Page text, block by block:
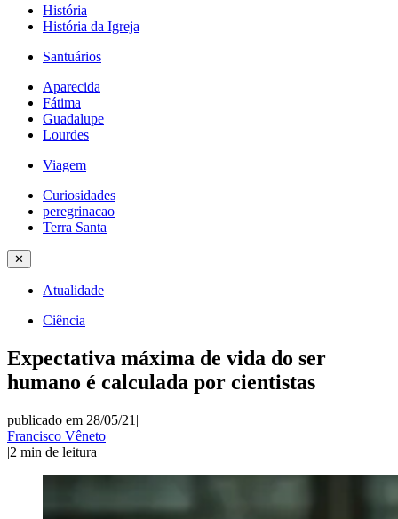
História
História da Igreja
Santuários
Aparecida
Fátima
Guadalupe
Lourdes
Viagem
Curiosidades
peregrinacao
Terra Santa
✕
Atualidade
Ciência
Expectativa máxima de vida do ser
humano é calculada por cientistas
publicado em 28/05/21 |
Francisco Vêneto
|2 min de leitura